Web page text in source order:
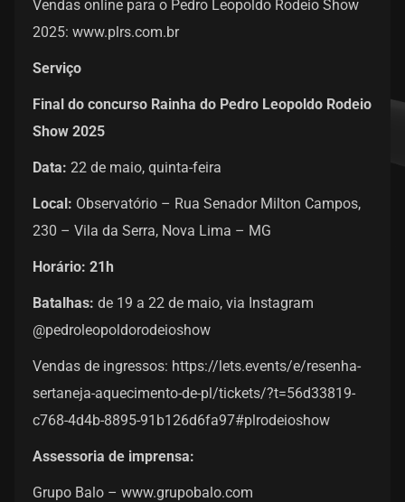
Vendas online para o Pedro Leopoldo Rodeio Show
2025: www.plrs.com.br
Serviço
Final do concurso Rainha do Pedro Leopoldo Rodeio
Show 2025
Data: 22 de maio, quinta-feira
Local: Observatório – Rua Senador Milton Campos,
230 – Vila da Serra, Nova Lima – MG
Horário: 21h
Batalhas: de 19 a 22 de maio, via Instagram
@pedroleopoldorodeioshow
Vendas de ingressos: https://lets.events/e/resenha-
sertaneja-aquecimento-de-pl/tickets/?t=56d33819-
c768-4d4b-8895-91b126d6fa97#plrodeioshow
Assessoria de imprensa:
Grupo Balo – www.grupobalo.com